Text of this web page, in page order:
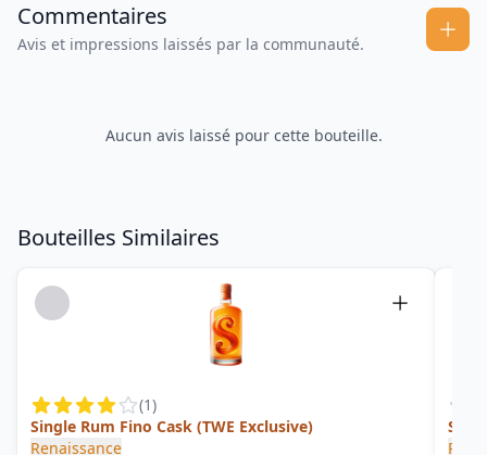
Commentaires
Avis et impressions laissés par la communauté.
Aucun avis laissé pour cette bouteille.
Bouteilles Similaires
(1)
Single Rum Fino Cask (TWE Exclusive)
Renaissance